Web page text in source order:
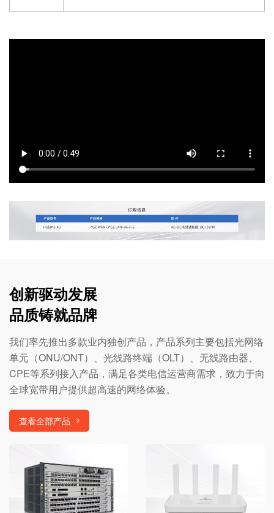
创新驱动发展
品质铸就品牌
我们率先推出多款业内独创产品，产品系列主要包括光网络
单元（ONU/ONT）、光线路终端（OLT）、无线路由器、
CPE等系列接入产品，满足各类电信运营商需求，致力于向
全球宽带用户提供超高速的网络体验。
查看全部产品